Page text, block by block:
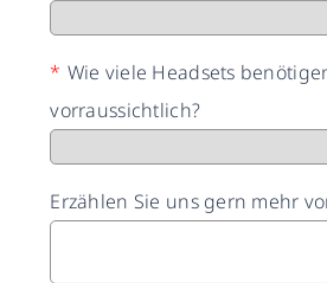
* Wie viele Headsets
vorraussichtlich?
Erzählen Sie uns gern mehr